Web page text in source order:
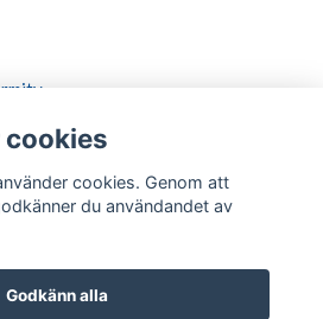
cookies
cookies. Genom att
du användandet av
Godkänn alla